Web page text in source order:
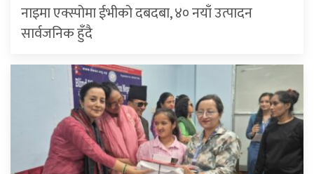
नाइमा एक्स्पोमा ईभीको दबदबा, ४० नयाँ उत्पादन
सार्वजनिक हुँदै